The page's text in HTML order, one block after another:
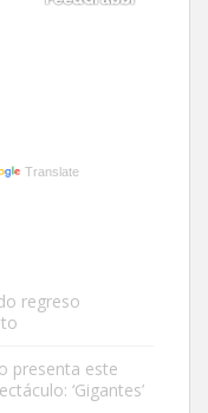
menos de un mes,
Translate
regreso
presenta este
‘Gigantes’